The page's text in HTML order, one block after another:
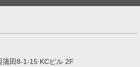
蒲田8-1-15 KCビル 2F